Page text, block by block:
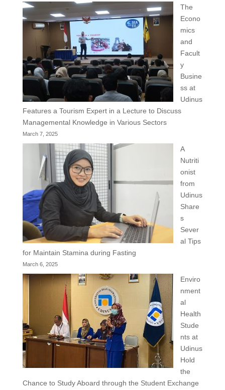
The
Econo
mics
and
Facult
y
Busine
ss at
Udinus
Features a Tourism Expert in a Lecture to Discuss
Managemental Knowledge in Various Sectors
March 7, 2025
A
Nutriti
onist
from
Udinus
Share
s
Sever
al Tips
for Maintain Stamina during Fasting
March 6, 2025
Enviro
nment
al
Health
Stude
nts at
Udinus
Hold
the
Chance to Study Aboard through the Student Exchange